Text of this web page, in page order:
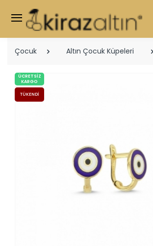
Çocuk Altın Çocuk Küpeleri
ÜCRETSIZ
KARGO
TÜKENDI